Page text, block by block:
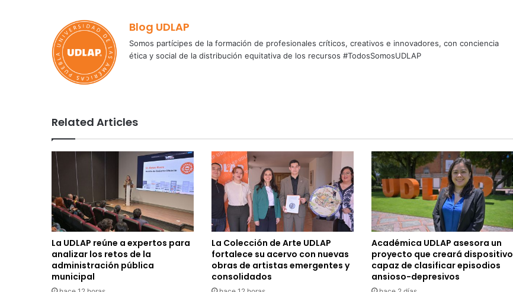
Blog UDLAP
Somos partícipes de la formación de profesionales críticos, creativos e innovadores, con conciencia
ética y social de la distribución equitativa de los recursos #TodosSomosUDLAP
Related Articles
La UDLAP reúne a expertos para
analizar los retos de la
administración pública
municipal
La Colección de Arte UDLAP
fortalece su acervo con nuevas
obras de artistas emergentes y
consolidados
Académica UDLAP asesora un
proyecto que creará dispositivo
capaz de clasificar episodios
ansioso-depresivos